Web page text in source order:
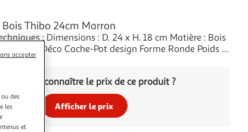
Thibo 24cm Marron
: Dimensions : D. 24 x H. 18 cm Matière : Bois
& Déco Cache-Pot design Forme Ronde Poids :
Marron
voulez connaître le prix de ce produit ?
Afficher le prix
des
les
et
accepter